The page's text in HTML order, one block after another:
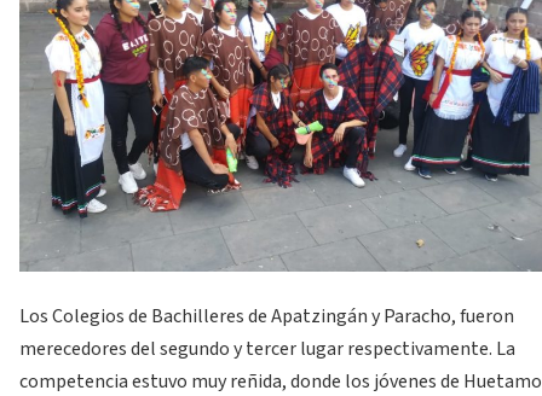
Los Colegios de Bachilleres de Apatzingán y Paracho, fueron
merecedores del segundo y tercer lugar respectivamente. La
competencia estuvo muy reñida, donde los jóvenes de Huetamo